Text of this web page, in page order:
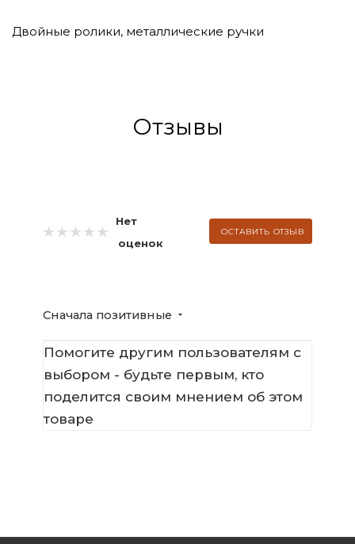
Двойные ролики, металлические ручки
Отзывы
Нет
оценок
ОСТАВИТЬ ОТЗЫВ
Сначала позитивные
Помогите другим пользователям с
выбором - будьте первым, кто
поделится своим мнением об этом
товаре